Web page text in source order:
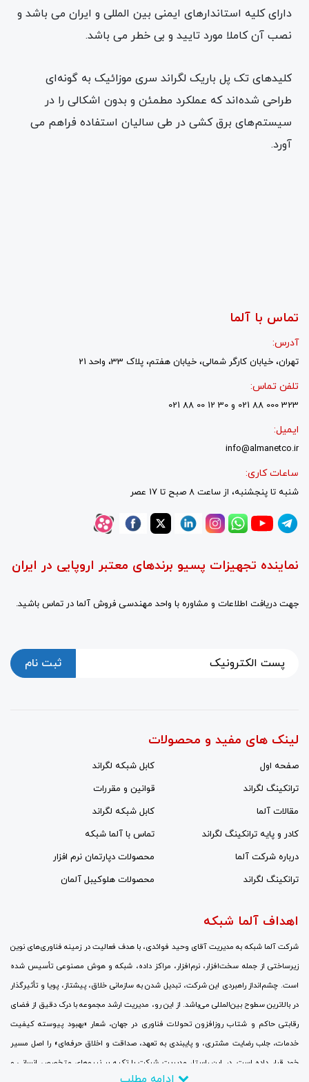
دارای کلیه استاندارهای ایمنی بین المللی و ایران می باشد و
نصب آن کاملا مورد تایید و بی خطر می باشد.
کلیدهای تک پل باریک لگراند سری موزائیک به گونه‌ای
طراحی شده‌اند که عملکرد مطمئن و بدون اشکالی را در
سیستم‌های برق کشی در طی سالیان استفاده فراهم می
آورد.
تماس با آلما
آدرس:
تهران، خیابان کارگر شمالی، خیابان هفتم، پلاک 33، واحد 21
تلفن تماس:
323 000 88 021 و 30 12 00 88 021
ایمیل:
info@almanetco.ir
ساعات کاری:
شنبه تا پنجشنبه، از ساعت 8 صبح تا 17 عصر
نماینده تجهیزات پسیو برندهای معتبر اروپایی در ایران
جهت دریافت اطلاعات و مشاوره با واحد مهندسی فروش آلما در تماس باشید.
ثبت نام
لینک های مفید و محصولات
صفحه اول
کابل شبکه لگراند
ترانکینگ لگراند
قوانین و مقررات
مقالات آلما
کابل شبکه لگراند
کادر و پایه ترانکینگ لگراند
تماس با آلما شبکه
درباره شرکت آلما
محصولات دپارتمان نرم افزار
ترانکینگ لگراند
محصولات هلوکیبل آلمان
اهداف آلما شبکه
شرکت آلما شبکه به مدیریت آقای وحید فوائدی، با هدف فعالیت در زمینه فناوری‌های نوین
زیرساختی از جمله سخت‌افزار، نرم‌افزار، مراکز داده، شبکه و هوش مصنوعی تأسیس شده
است. چشم‌انداز راهبردی این شرکت، تبدیل شدن به سازمانی خلاق، پیشتاز، پویا و تأثیرگذار
در بالاترین سطوح بین‌المللی می‌باشد. از این رو، مدیریت ارشد مجموعه با درک دقیق از فضای
رقابتی حاکم و شتاب روزافزون تحولات فناوری در جهان، شعار «بهبود پیوسته کیفیت
خدمات، جلب رضایت مشتری، و پایبندی به تعهد، صداقت و اخلاق حرفه‌ای» را اصل مسیر
خود قرار داده است. در این راستا، مدیریت شرکت با تکیه بر نیروهای متخصص انسانی و